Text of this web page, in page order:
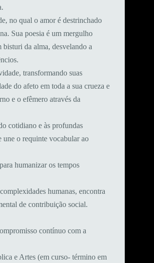
no qual o amor é destrinchado
Sua poesia é um mergulho
da alma, desvelando a
transformando suas
do afeto em toda a sua crueza e
e o efêmero através da
cotidiano e às profundas
une o requinte vocabular ao
humanizar os tempos
humanas, encontra
de contribuição social.
contínuo com a
e Artes (em curso- término em